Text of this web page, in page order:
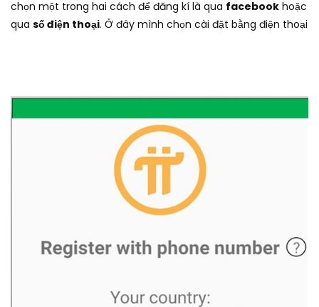
chọn một trong hai cách để đăng kí là qua facebook hoặc
qua số điện thoại. Ở đây mình chọn cài đặt bằng điện thoại